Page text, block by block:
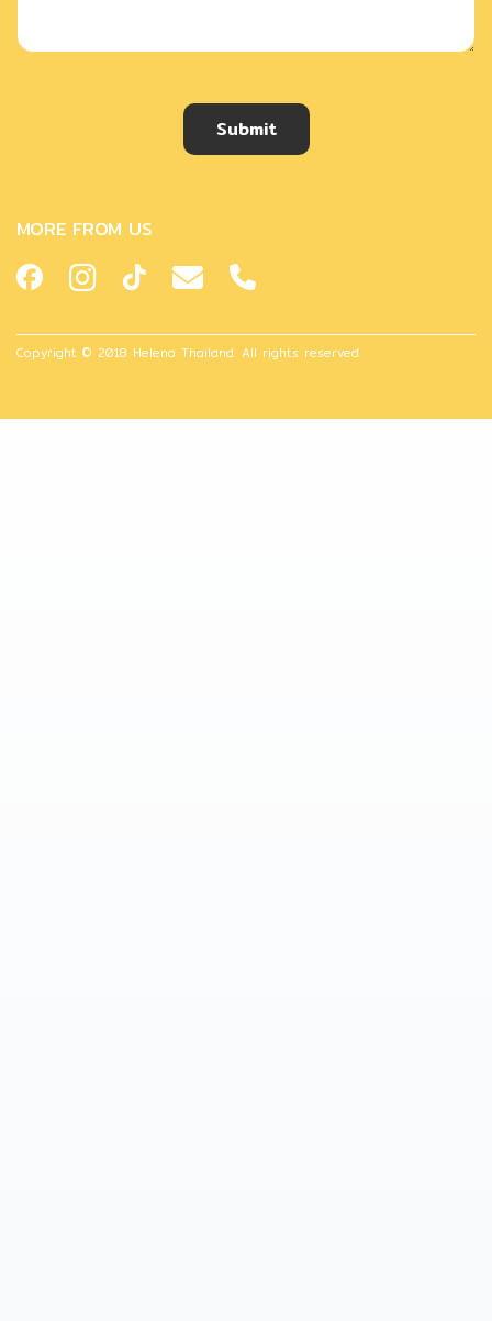
Submit
MORE FROM US
Copyright © 2018 Helena Thailand. All rights reserved.